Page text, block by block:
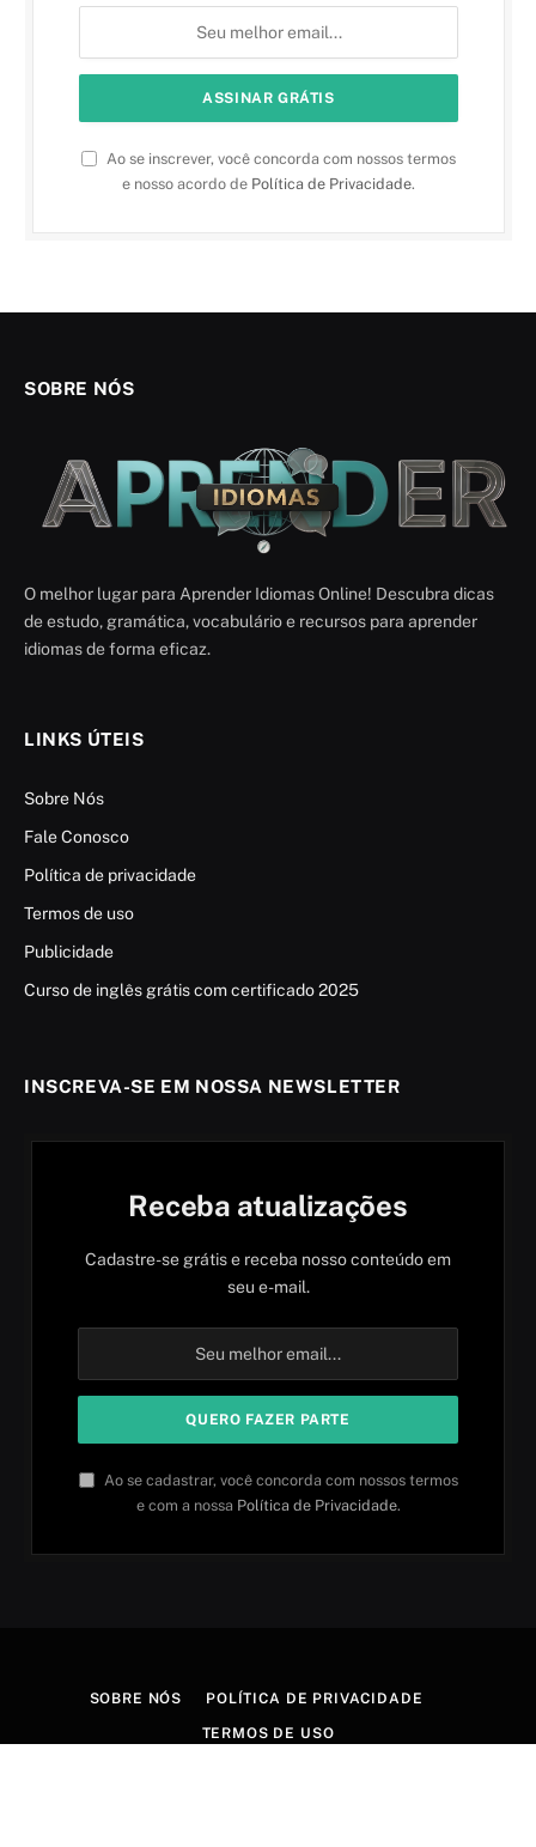
Ao se inscrever, você concorda com nossos termos
e nosso acordo de Política de Privacidade.
SOBRE NÓS
O melhor lugar para Aprender Idiomas Online! Descubra dicas
de estudo, gramática, vocabulário e recursos para aprender
idiomas de forma eficaz.
LINKS ÚTEIS
Sobre Nós
Fale Conosco
Política de privacidade
Termos de uso
Publicidade
Curso de inglês grátis com certificado 2025
INSCREVA-SE EM NOSSA NEWSLETTER
Receba atualizações
Cadastre-se grátis e receba nosso conteúdo em
seu e-mail.
Ao se cadastrar, você concorda com nossos termos
e com a nossa Política de Privacidade.
SOBRE NÓS POLÍTICA DE PRIVACIDADE
TERMOS DE USO